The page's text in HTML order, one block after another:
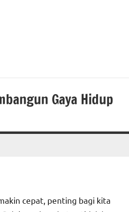
Gaya Hidup
cepat, penting bagi kita